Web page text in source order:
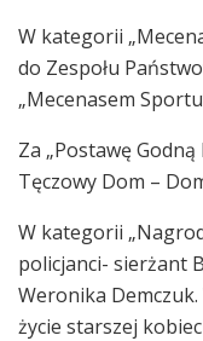
W kategorii
do Zespołu
„Mecenasem
Za „Postawę
Tęczowy Dom –
W kategorii
policjanci- sierżant
Weronika
życie starszej